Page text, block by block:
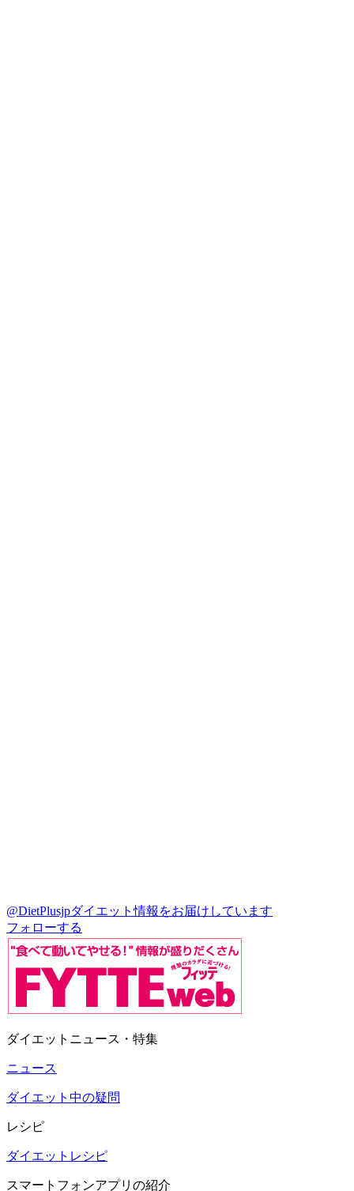
@DietPlusjpダイエット情報をお届けしています
フォローする
ダイエットニュース・特集
ニュース
ダイエット中の疑問
レシピ
ダイエットレシピ
スマートフォンアプリの紹介